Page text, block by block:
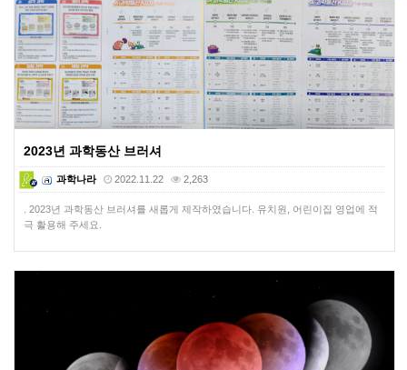
2023년 과학동산 브러셔
과학나라 2022.11.22 2,263
. 2023년 과학동산 브러셔를 새롭게 제작하였습니다. 유치원, 어린이집 영업에 적
극 활용해 주세요.